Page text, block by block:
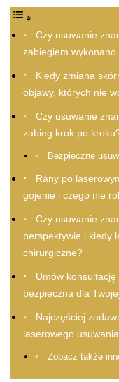
Czy usuwanie
zabiegiem
Kiedy zmiana
objawy, których nie
Czy usuwanie
zabieg krok po
Bezpieczne
Rany po
gojenie i czego nie
Czy usuwanie
perspektywie i kiedy
chirurgiczne?
Umów
bezpieczna dla
Najczęściej
laserowego
Zobacz także